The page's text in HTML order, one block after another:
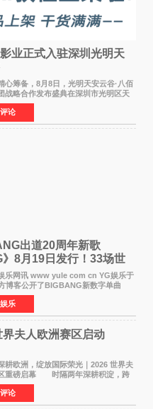
业正式入驻深圳光明天
筹备，8月8日，光明天安云谷·八佰
战略合作发布盛典在深圳市光明区天
举行，来自DataEye剧查查创始人
市微短剧产业协会会长汪祥斌先生、
广电旅
论
出道20周年新歌
》8月19日发行！33场世
同步启航
讯 www yule com cn YG娱乐于
博客公开了BIGBANG新数字单曲
海报，宣布新歌将于8月19日——组
年纪念日正式发行。歌名取自意为"巨
"BIG"
乐
界夫人欧洲赛区启动
欧洲，绽放国际荣光｜2026 世界夫
重磅启幕 时隔两年深耕积淀，跨
游学！伴随着国际影响力持续攀升，
夫人欧洲赛区正式全面启动。本次赛区
论